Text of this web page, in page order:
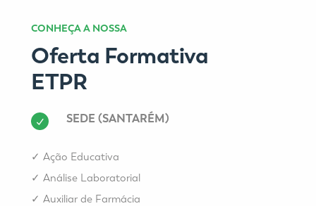
CONHEÇA A NOSSA
Oferta Formativa
ETPR
SEDE (SANTARÉM)
✓ Ação Educativa
✓ Análise Laboratorial
✓ Auxiliar de Farmácia